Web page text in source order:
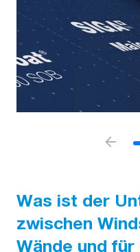
Was ist der
zwischen
Wände und für